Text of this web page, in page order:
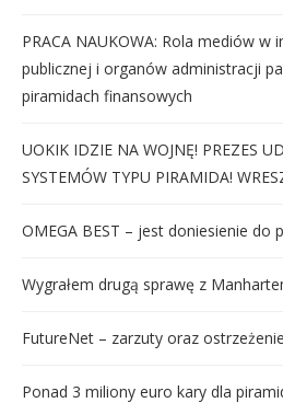
PRACA NAUKOWA: Rola mediów w
publicznej i organów administracji
piramidach finansowych
UOKIK IDZIE NA WOJNĘ! PREZES
SYSTEMÓW TYPU PIRAMIDA!
OMEGA BEST – jest doniesienie do
Wygrałem drugą sprawę z
FutureNet – zarzuty oraz
Ponad 3 miliony euro kary dla